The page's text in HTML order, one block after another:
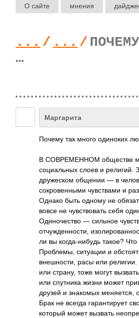
О сайте мнения
... / ... /
…
Маргарита
Почему так много одиноких
В СОВРЕМЕННОМ обществе
социальных слоев и религий.
дружеском общении — в
сокровенными чувствами и
Однако быть одному не
вовсе не чувствовать себя
Одиночество — сильное
отчужденности,
ли вы когда-нибудь такое?
Проблемы, ситуации и
внешности, расы или
или страну, тоже могут
или спутника жизни может
друзей и знакомых меняется,
Брак не всегда гарантирует
который может вызвать